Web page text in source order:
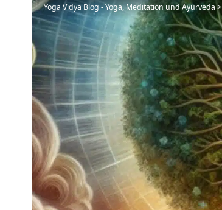
Yoga Vidya Blog - Yoga, Meditation und Ayurveda>